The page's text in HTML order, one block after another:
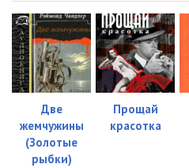
Две
жемчужины
(Золотые
рыбки)
Прощай
красотка